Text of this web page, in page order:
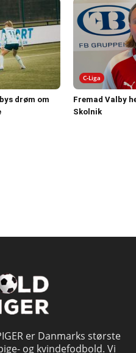
drøm om
C-Liga
Fremad Valby
Skolnik
er Danmarks største
og kvindefodbold. Vi